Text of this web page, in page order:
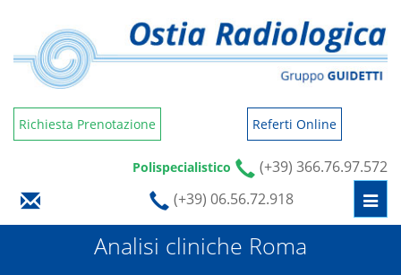
Richiesta Prenotazione Referti Online
Polispecialistico
(+39) 366.76.97.572
(+39) 06.56.72.918
Analisi cliniche Roma